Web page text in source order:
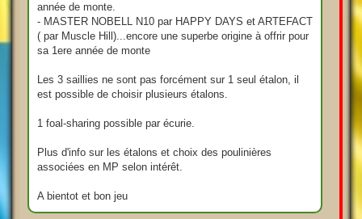
année de monte.
- MASTER NOBELL N10 par HAPPY DAYS et ARTEFACT
( par Muscle Hill)...encore une superbe origine à offrir pour
sa 1ere année de monte
Les 3 saillies ne sont pas forcément sur 1 seul étalon, il
est possible de choisir plusieurs étalons.
1 foal-sharing possible par écurie.
Plus d'info sur les étalons et choix des poulinières
associées en MP selon intérêt.
A bientot et bon jeu